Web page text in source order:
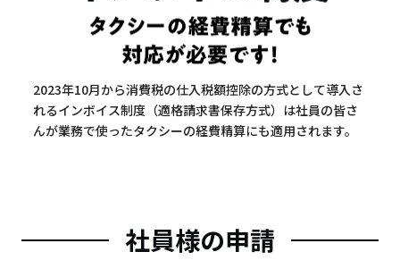
2023年10月から消費税の仕入税額控除の方式として導入さ
れるインボイス制度（適格請求書保存方式）は社員の皆さ
んが業務で使ったタクシーの経費精算にも適用されます。
社員様の申請